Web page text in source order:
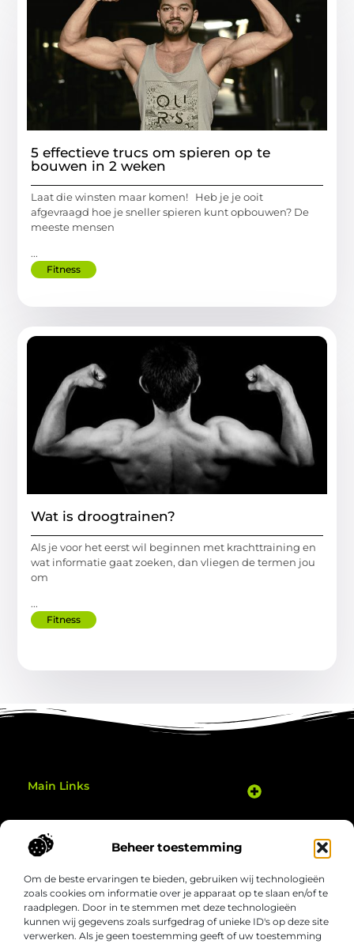
Beheer toestemming
Om de beste ervaringen te bieden, gebruiken wij technologieën
zoals cookies om informatie over je apparaat op te slaan en/of te
raadplegen. Door in te stemmen met deze technologieën
kunnen wij gegevens zoals surfgedrag of unieke ID's op deze site
verwerken. Als je geen toestemming geeft of uw toestemming
5 effectieve trucs om spieren op te
bouwen in 2 weken
Laat die winsten maar komen! Heb je je ooit
afgevraagd hoe je sneller spieren kunt opbouwen? De
meeste mensen
...
Fitness
Wat is droogtrainen?
Als je voor het eerst wil beginnen met krachttraining en
wat informatie gaat zoeken, dan vliegen de termen jou
om
...
Fitness
Main Links